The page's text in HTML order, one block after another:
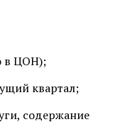
в ЦОН);
квартал;
содержание